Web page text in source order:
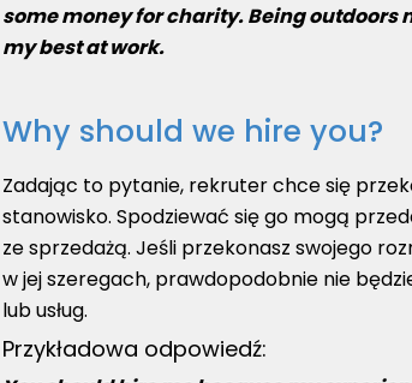
some money for charity. Being outdoors
my best at work.
Why should we hire you?
Zadając to pytanie, rekruter chce się
stanowisko. Spodziewać się go mogą
ze sprzedażą. Jeśli przekonasz swojego
w jej szeregach, prawdopodobnie nie
lub usług.
Przykładowa odpowiedź: